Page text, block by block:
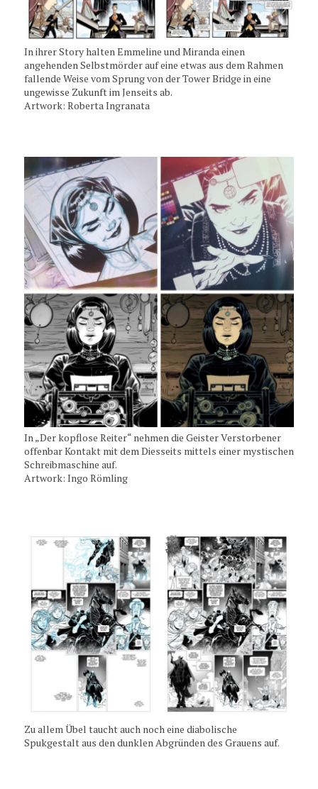
In ihrer Story halten Emmeline und Miranda einen
angehenden Selbstmörder auf eine etwas aus dem Rahmen
fallende Weise vom Sprung von der Tower Bridge in eine
ungewisse Zukunft im Jenseits ab.
Artwork: Roberta Ingranata
In „Der kopflose Reiter“ nehmen die Geister Verstorbener
offenbar Kontakt mit dem Diesseits mittels einer mystischen
Schreibmaschine auf.
Artwork: Ingo Römling
Zu allem Übel taucht auch noch eine diabolische
Spukgestalt aus den dunklen Abgründen des Grauens auf.